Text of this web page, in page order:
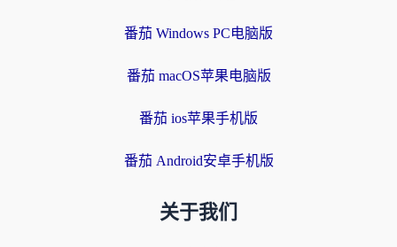
番茄 Windows PC电脑版
番茄 macOS苹果电脑版
番茄 ios苹果手机版
番茄 Android安卓手机版
关于我们